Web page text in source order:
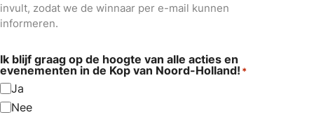
invult, zodat we de winnaar per e-mail kunnen
informeren.
Ik blijf graag op de hoogte van alle acties en
evenementen in de Kop van Noord-Holland! *
Ja
Nee